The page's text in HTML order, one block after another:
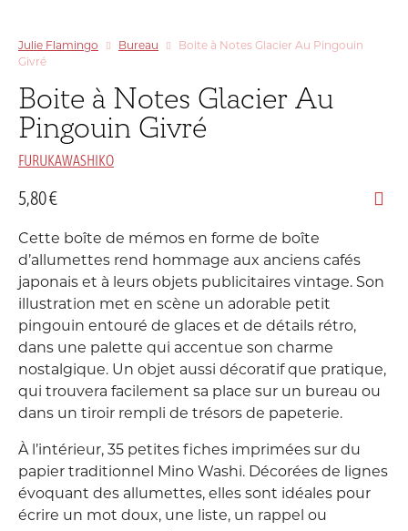
Julie Flamingo Bureau
Boite à Notes Glacier Au Pingouin
Givré
Boite à Notes Glacier Au
Pingouin Givré
FURUKAWASHIKO
5,80€
Cette boîte de mémos en forme de boîte
d’allumettes rend hommage aux anciens cafés
japonais et à leurs objets publicitaires vintage. Son
illustration met en scène un adorable petit
pingouin entouré de glaces et de détails rétro,
dans une palette qui accentue son charme
nostalgique. Un objet aussi décoratif que pratique,
qui trouvera facilement sa place sur un bureau ou
dans un tiroir rempli de trésors de papeterie.
À l’intérieur, 35 petites fiches imprimées sur du
papier traditionnel Mino Washi. Décorées de lignes
évoquant des allumettes, elles sont idéales pour
écrire un mot doux, une liste, un rappel ou